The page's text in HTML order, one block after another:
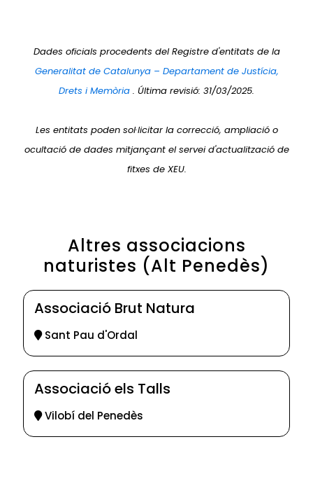
Dades oficials procedents del Registre d'entitats de la
Generalitat de Catalunya – Departament de Justícia,
Drets i Memòria . Última revisió: 31/03/2025.
Les entitats poden sol·licitar la correcció, ampliació o
ocultació de dades mitjançant el servei d'actualització de
fitxes de XEU.
Altres associacions
naturistes (Alt Penedès)
Associació Brut Natura
Sant Pau d'Ordal
Associació els Talls
Vilobí del Penedès